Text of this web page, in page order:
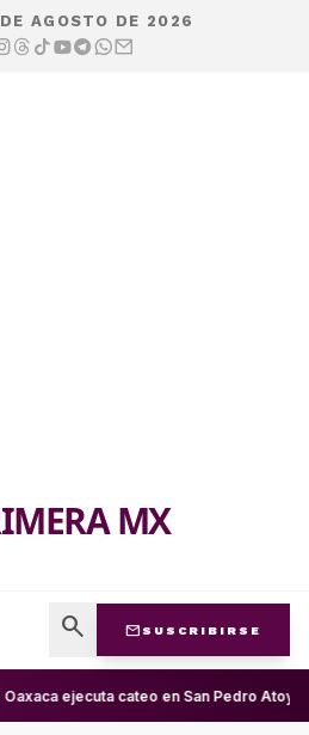
AGOSTO DE 2026
MX
search mail SUSCRIBIRSE
ejecuta cateo en San Pedro